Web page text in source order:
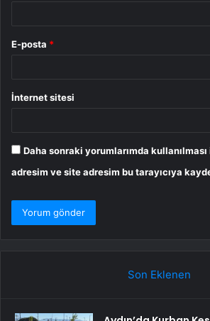
E-posta *
İnternet sitesi
Daha sonraki yorumlarımda
adresim ve site adresim bu tarayıcıya
Son Eklenen